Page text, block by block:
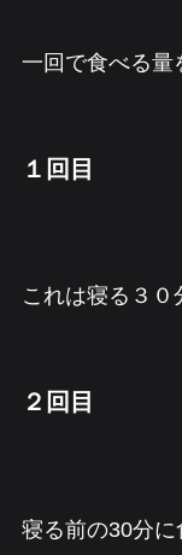
一回で食べる量
１回目
これは寝る３０
２回目
寝る前の30分